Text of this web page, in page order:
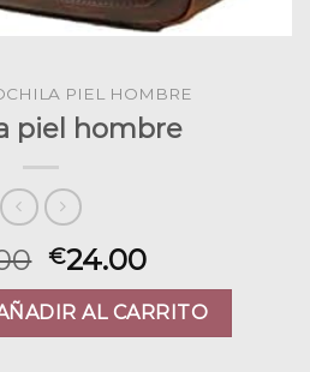
PIEL HOMBRE
piel hombre
€24.00
cantidadAL CARRITO